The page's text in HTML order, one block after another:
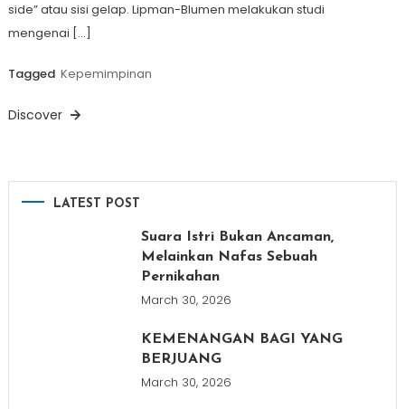
side” atau sisi gelap. Lipman-Blumen melakukan studi
mengenai […]
Tagged Kepemimpinan
Discover
LATEST POST
Suara Istri Bukan Ancaman,
Melainkan Nafas Sebuah
Pernikahan
March 30, 2026
KEMENANGAN BAGI YANG
BERJUANG
March 30, 2026